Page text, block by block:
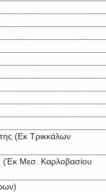
(Εκ Τρικκάλων
(Έκ Μεσ. Καρλοβασίου